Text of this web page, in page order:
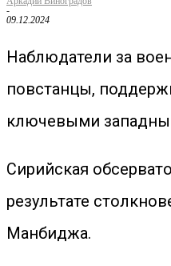
-
09.12.2024
Наблюдатели за
повстанцы,
ключевыми
Сирийская
результате
Манбиджа.